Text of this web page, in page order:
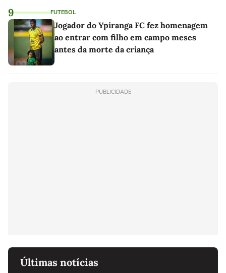
9 FUTEBOL
Jogador do Ypiranga FC fez homenagem
ao entrar com filho em campo meses
antes da morte da criança
PUBLICIDADE
Últimas notícias